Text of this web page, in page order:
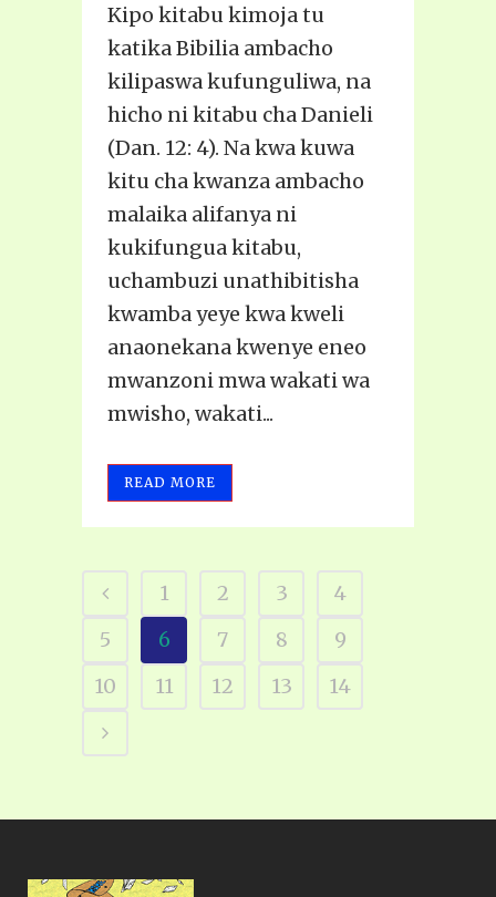
Kipo kitabu kimoja tu
katika Bibilia ambacho
kilipaswa kufunguliwa, na
hicho ni kitabu cha Danieli
(Dan. 12: 4). Na kwa kuwa
kitu cha kwanza ambacho
malaika alifanya ni
kukifungua kitabu,
uchambuzi unathibitisha
kwamba yeye kwa kweli
anaonekana kwenye eneo
mwanzoni mwa wakati wa
mwisho, wakati...
READ MORE
1 2 3
4
5
6 7 8
9
10
11 12 13 14